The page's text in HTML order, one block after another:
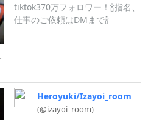
信中 -
tiktok370万フォロワー！🍾指名、
仕事のご依頼はDMまで🍾
Heroyuki/Izayoi_ room
(@izayoi_ room)